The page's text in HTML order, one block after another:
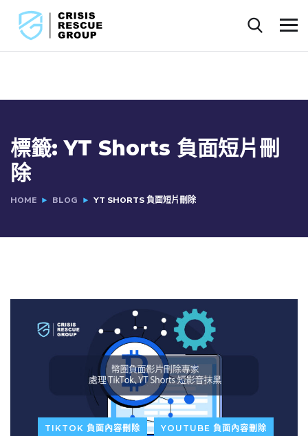
標籤:YT Shorts 負面短片刪
除
HOME BLOG YT SHORTS 負面短片刪除
TIKTOK 負面內容刪除 YOUTUBE 負面內容刪除